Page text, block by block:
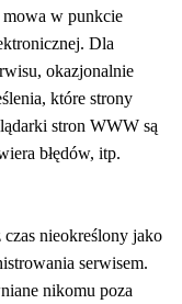
mowa w punkcie
Dla
okazjonalnie
które strony
stron WWW są
błędów, itp.
nieokreślony jako
serwisem.
nikomu poza